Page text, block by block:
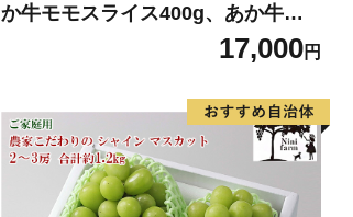
か牛モモスライス400g、あか牛の
17,000円